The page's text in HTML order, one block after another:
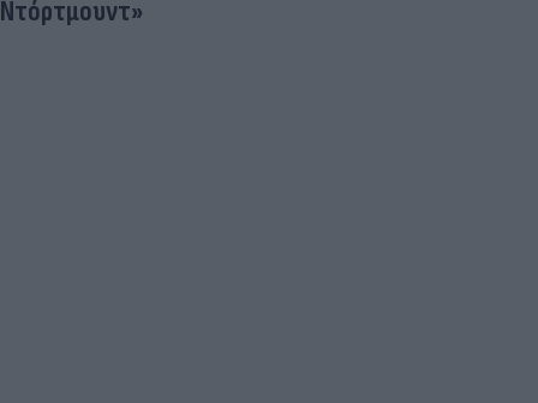
Ντόρτμουντ»